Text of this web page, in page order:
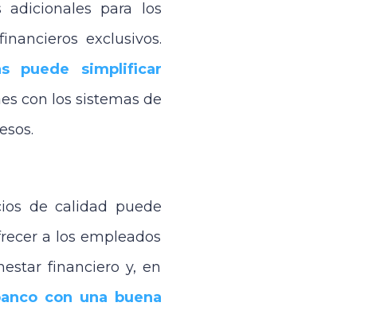
para los
exclusivos.
puede simplificar
con los sistemas de
de calidad puede
a los empleados
financiero y, en
con una buena